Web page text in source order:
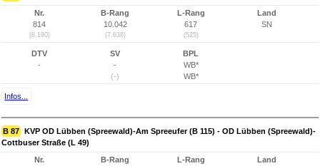
Nr.
814
(8.190)
B-Rang
10.042
(7.638)
L-Rang
617
(525)
Land
SN
DTV
-
SV
-
(-)
BPL
WB*
WB*
Infos...
B 87 KVP OD Lübben (Spreewald)-Am Spreeufer (B 115) - OD Lübben (Spreewald)-
Cottbuser Straße (L 49)
Nr.
B-Rang
L-Rang
Land